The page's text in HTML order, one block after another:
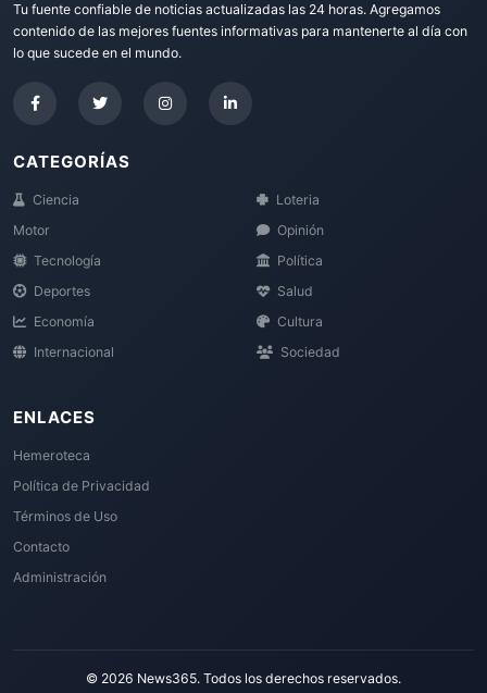
Tu fuente confiable de noticias actualizadas las 24 horas. Agregamos
contenido de las mejores fuentes informativas para mantenerte al día con
lo que sucede en el mundo.
CATEGORÍAS
Ciencia
Motor
Tecnología
Deportes
Economía
Internacional
Loteria
Opinión
Política
Salud
Cultura
Sociedad
ENLACES
Hemeroteca
Política de Privacidad
Términos de Uso
Contacto
Administración
© 2026 News365. Todos los derechos reservados.